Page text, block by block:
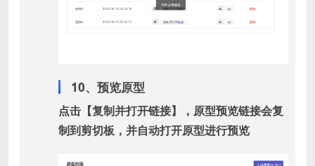
10、预览原型
点击【复制并打开链接】，原型预览链接会复
制到剪切板，并自动打开原型进行预览